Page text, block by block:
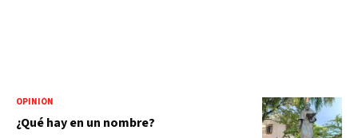
OPINIÓN
¿Qué hay en un nombre?